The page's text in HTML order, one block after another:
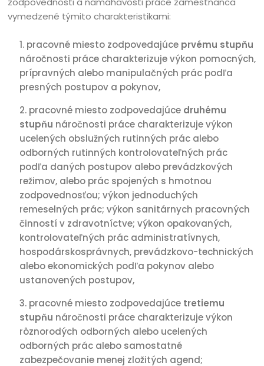
vymedzené týmito charakteristikami:
pracovné miesto zodpovedajúce prvému stupňu
náročnosti práce charakterizuje výkon pomocných,
prípravných alebo manipulačných prác podľa
presných postupov a pokynov,
pracovné miesto zodpovedajúce druhému
stupňu náročnosti práce charakterizuje výkon
ucelených obslužných rutinných prác alebo
odborných rutinných kontrolovateľných prác
podľa daných postupov alebo prevádzkových
režimov, alebo prác spojených s hmotnou
zodpovednosťou; výkon jednoduchých
remeselných prác; výkon sanitárnych pracovných
činností v zdravotníctve; výkon opakovaných,
kontrolovateľných prác administratívnych,
hospodárskosprávnych, prevádzkovo-technických
alebo ekonomických podľa pokynov alebo
ustanovených postupov,
pracovné miesto zodpovedajúce tretiemu
stupňu náročnosti práce charakterizuje výkon
rôznorodých odborných alebo ucelených
odborných prác alebo samostatné
zabezpečovanie menej zložitých agend;